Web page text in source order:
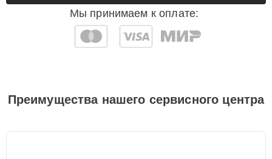
Мы принимаем к оплате:
Преимущества нашего сервисного центра